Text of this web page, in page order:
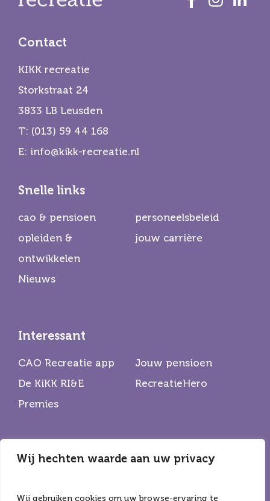
Wij hechten waarde aan uw privacy
Wij gebruiken cookies om uw browse-ervaring te
Contact
KIKK recreatie
Storkstraat 24
3833 LB Leusden
T: (013) 59 44 168
E: info@kikk-recreatie.nl
Snelle links
cao & pensioen
personeelsbeleid
opleiden &
ontwikkelen
jouw carrière
Nieuws
Interessant
CAO Recreatie app
Jouw pensioen
De KiKK RI&E
RecreatieHero
Premies
Partners